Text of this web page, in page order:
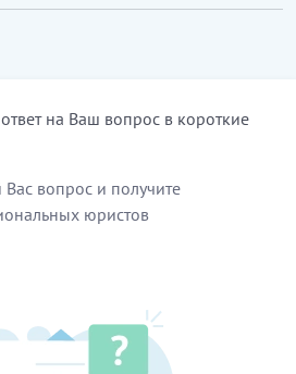
на Ваш вопрос в короткие
вопрос и получите
юристов